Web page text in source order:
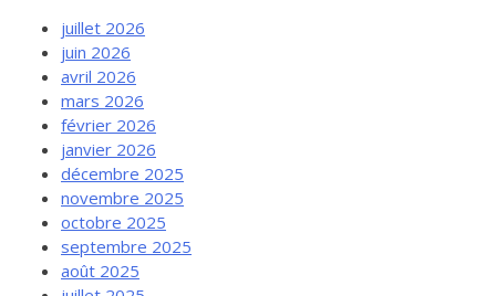
juillet 2026
juin 2026
avril 2026
mars 2026
février 2026
janvier 2026
décembre 2025
novembre 2025
octobre 2025
septembre 2025
août 2025